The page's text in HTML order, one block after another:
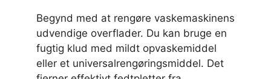
Begynd med at rengøre vaskemaskinens
udvendige overflader. Du kan bruge en
fugtig klud med mildt opvaskemiddel
eller et universalrengøringsmiddel. Det